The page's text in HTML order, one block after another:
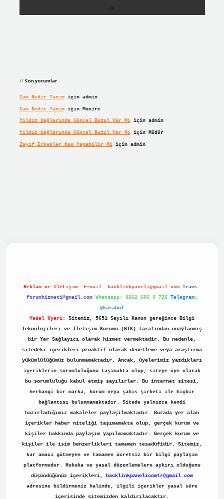
Son yorumlar
Cam Nedir Tanımiçin admin
Cam Nedir Tanımiçin Münire
Yıldız Dağlarında Güncel Buzul Var Mıiçin admin
Yıldız Dağlarında Güncel Buzul Var Mıiçin Müdür
Zayıf Erkekler Kas Yapabilir Miiçin admin
Reklam ve İletişim: E-mail: backlinkpaneli@gmail.com Teams:
forumhizmeti@gmail.com Whatsapp: 0262 606 0 726 Telegram:
@karabul
Yasal Uyarı:
Sitemiz, 5651 Sayılı Kanun gereğince Bilgi
Teknolojileri ve İletişim Kurumu (BTK) tarafından onaylanmış
bir Yer Sağlayıcı olarak hizmet vermektedir. Bu nedenle,
sitedeki içerikleri proaktif olarak denetleme veya araştırma
yükümlülüğümüz bulunmamaktadır. Ancak, üyelerimiz yazdıkları
içeriklerin sorumluluğunu taşımakta olup, siteye üye olarak
bu sorumluluğu kabul etmiş sayılırlar. Bu internet sitesi,
herhangi bir marka, kurum veya şahıs şirketi ile hiçbir
bağlantısı bulunmamaktadır. Sitede yalnızca kendi
hazırladığımız makaleler paylaşılmaktadır. Burada yer alan
içerikler haber niteliği taşımamakta olup, gerçek kurum ve
kişiler hakkında paylaşım yapılmamaktadır. Gerçek kurum ve
kişiler ile isim benzerlikleri tamamen tesadüfidir. Sitemiz,
kar amacı gütmeyen ve tamamen ücretsiz bir bilgi paylaşım
platformudur. Hukuka ve yasal düzenlemelere aykırı olduğunu
düşündüğünüz içerikleri,
backlinkpanelicomtr@gmail.com
adresine bildirmeniz halinde, ilgili içerikler yasal süre
içerisinde sitemizden kaldırılacaktır.